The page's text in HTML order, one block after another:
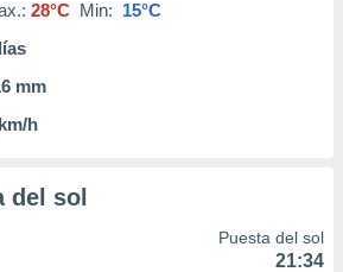
28°C Min: 15°C
mm
h
del sol
Puesta del sol
21:34